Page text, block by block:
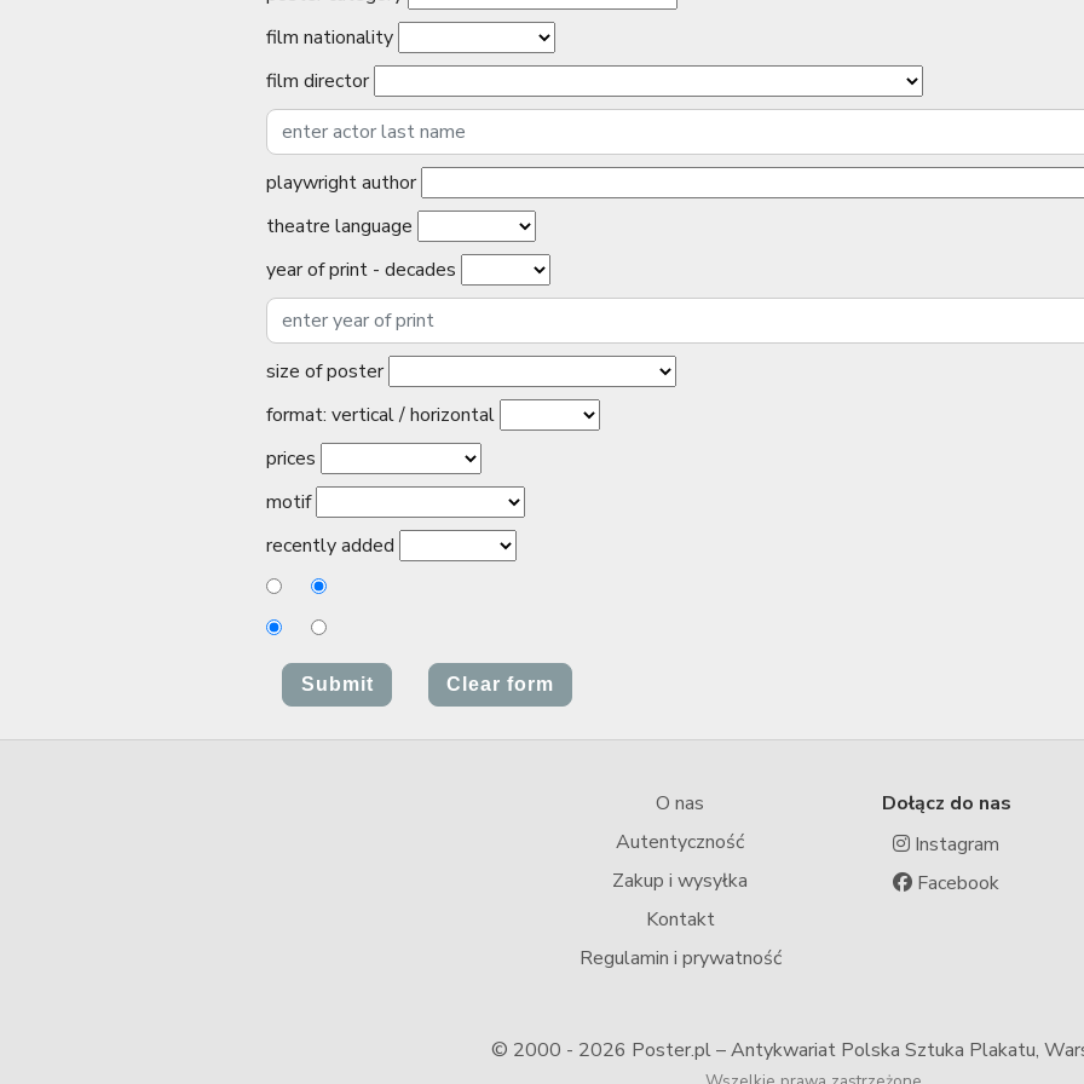
film nationality
film director
playwright author
theatre language
year of print - decades
size of poster
format: vertical / horizontal
prices
motif
recently added
O nas
Autentyczność
Zakup i wysyłka
Kontakt
Regulamin i prywatność
Dołącz do nas
Instagram
Facebook
© 2000 - 2026 Poster.pl – Antykwariat Polska Sztuka Plakatu,